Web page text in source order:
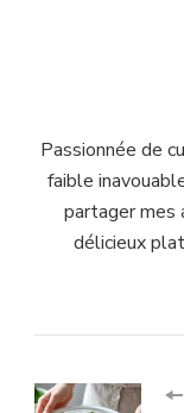
Passionnée de
faible
partager mes
délicieux